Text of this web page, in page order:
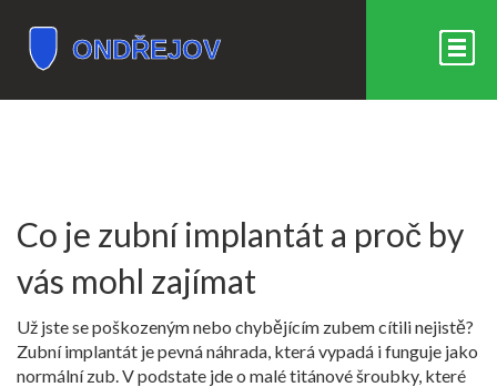
Co je zubní implantát a proč by
vás mohl zajímat
Už jste se poškozeným nebo chybějícím zubem cítili nejistě?
Zubní implantát je pevná náhrada, která vypadá i funguje jako
normální zub. V podstate jde o malé titánové šroubky, které